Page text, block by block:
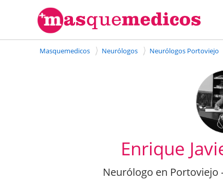
Masquemedicos Neurólogos Neurólogos Portoviejo
Enrique
Neurólogo en